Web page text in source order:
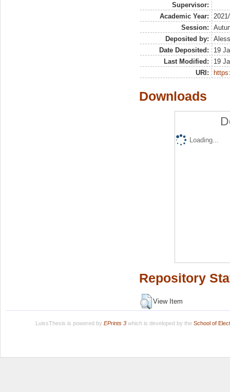
Supervisor:
Academic Year:
Session:
Deposited by:
Date Deposited:
19
Last Modified:
19
URI:
Downloads
Loading...
Repository
View Item
LuissThesis is powered by EPrints 3which is developed by the School of